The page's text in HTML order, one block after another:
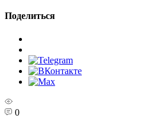
Поделиться
0